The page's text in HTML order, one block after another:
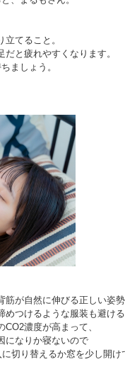
てること。
と疲れやすくなります。
ましょう。
筋が自然に伸びる正しい姿
めつけるような服装も避け
濃度が高まって、
になりか寝ないので
切り替えるか窓を少し開け